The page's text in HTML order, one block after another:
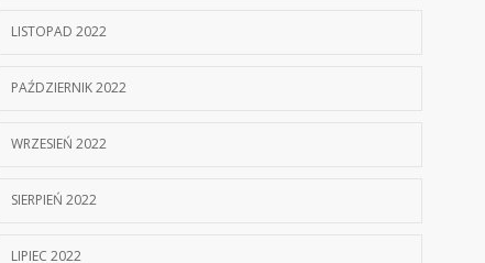
LISTOPAD 2022
PAŹDZIERNIK 2022
WRZESIEŃ 2022
SIERPIEŃ 2022
LIPIEC 2022